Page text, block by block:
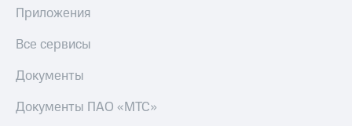
Умные
и
дом
Приложения
Все сервисы
Документы
Документы ПАО «МТС»